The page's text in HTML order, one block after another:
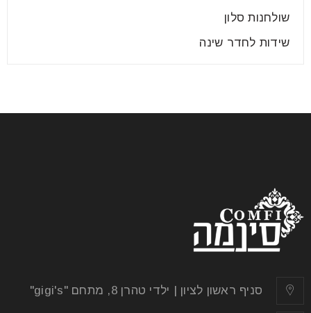
אפר
אין תחושה טובה יותר משיפוץ וחידוש הבית. ואחד הטרנדים
הפופולריים ביותר הם קיר דקורטיבי בסלון מעץ המעניק
שולחנות סלון
שידות לחדר שינה
סניף ראשון לציון | ילדי טהרן 8, מתחם "gigi's"